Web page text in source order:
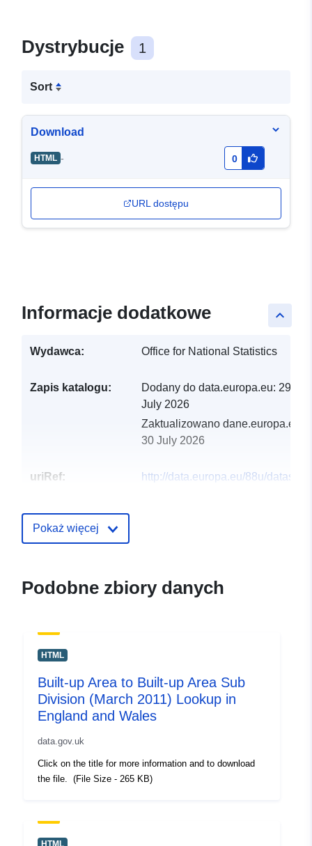
Dystrybucje 1
Sort
Download
HTML - 0
URL dostępu
keyboard_arrow_up
Informacje dodatkowe
Wydawca: Office for National Statistics
Zapis katalogu: Dodany do data.europa.eu: 29
July 2026
Zaktualizowano dane.europa.eu:
30 July 2026
uriRef:
http://data.europa.eu/88u/dataset/
Pokaż więcej
Podobne zbiory danych
HTML
Built-up Area to Built-up Area Sub
Division (March 2011) Lookup in
England and Wales
data.gov.uk
Click on the title for more information and to download
the file. (File Size - 265 KB)